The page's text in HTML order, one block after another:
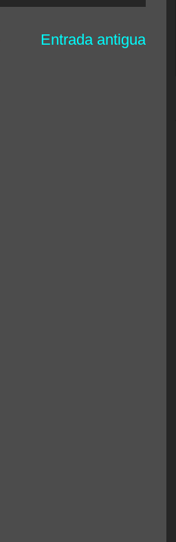
Entrada antigua